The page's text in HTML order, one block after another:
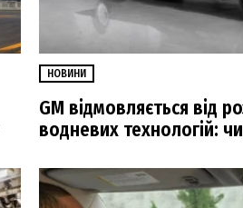
НОВИНИ
GM відмовляється від
водневих технологій: